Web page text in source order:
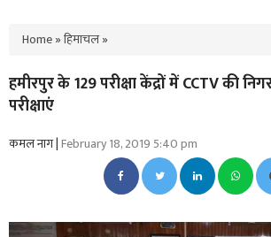
Home»हिमाचल»
हमीरपुर के 129 परीक्षा केंद्रों में CCTV की
परीक्षाएं
कमल नाग |February 18, 2019 5:40 pm